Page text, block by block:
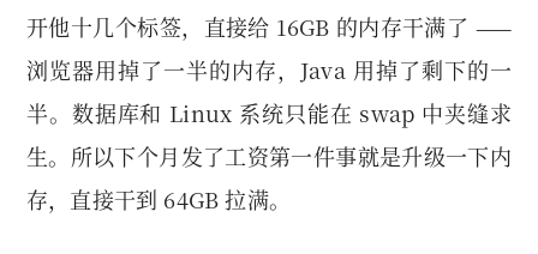
开他十几个标签，直接给 16GB 的内存干满了 ——
浏览器用掉了一半的内存，Java 用掉了剩下的一
半。数据库和 Linux 系统只能在 swap 中夹缝求
生。所以下个月发了工资第一件事就是升级一下内
存，直接干到 64GB 拉满。